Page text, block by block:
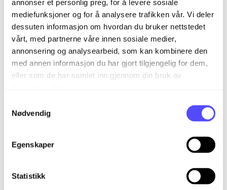
annonser et personlig preg, for å levere sosiale
mediefunksjoner og for å analysere trafikken vår. Vi deler
dessuten informasjon om hvordan du bruker nettstedet
vårt, med partnerne våre innen sosiale medier,
annonsering og analysearbeid, som kan kombinere den
med annen informasjon du har gjort tilgjengelig for dem,
eller som de har samlet inn gjennom din bruk av
Nødvendig
Egenskaper
Statistikk
Marker en eller flere poster. Dersom man er
en godkjenner står det godkjenn og avvis,
for en lønns fører / admin står det avis og
opprett lønnsposter.
Lønnsposter som er opprettet på en ansatt
vil enten havne på en valgt lønnskjøring eller
Fravær rapporten
på filtrering, gruppering og summeringer av
Vis rapporten pr. Avdeling, kjønn, ansatt og